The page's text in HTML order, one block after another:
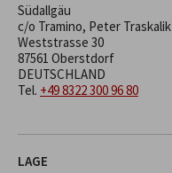
Südallgäu
c/o Tramino, Peter Traskalik
Weststrasse 30
87561 Oberstdorf
DEUTSCHLAND
Tel. +49 8322 300 96 80
LAGE